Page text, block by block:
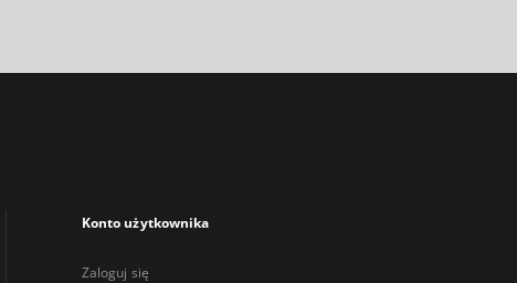
Konto użytkownika
Zaloguj się